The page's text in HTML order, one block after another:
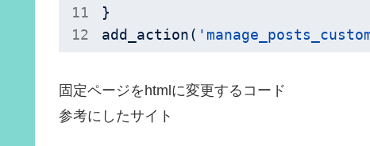
}
add_action(
固定ページをhtmlに変更するコード
参考にしたサイト